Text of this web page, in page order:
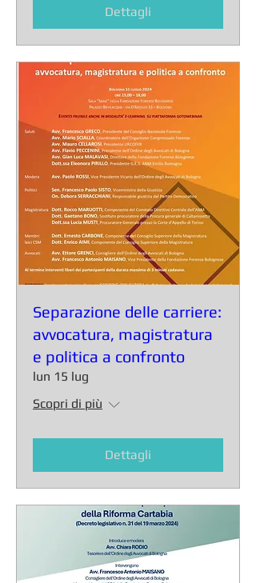
Dettagli
Separazione delle carriere:
avvocatura, magistratura
e politica a confronto
lun 15 lug
Scopri di più
Dettagli